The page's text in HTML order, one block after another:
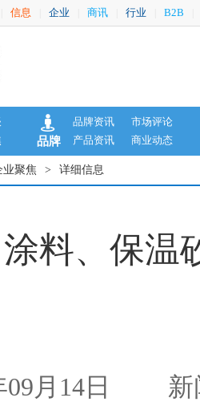
信息 企业 商讯 行业 B2B
品牌
品牌资讯
市场评论
产品资讯
商业动态
业聚焦 > 详细信息
料、保温
09月14日 新